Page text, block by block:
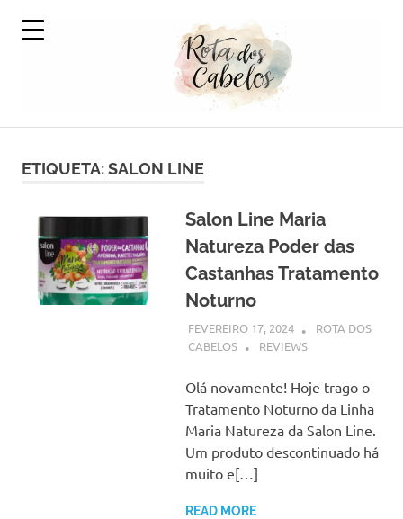
Rota
dos
Cabelos
Mundo
Produtos
Capilares
ETIQUETA:SALON LINE
Salon Line Maria
Natureza Poder das
Castanhas Tratamento
Noturno
FEVEREIRO 17, 2024
ROTA DOS
CABELOS
REVIEWS
Olá novamente! Hoje trago o
Tratamento Noturno da Linha
Maria Natureza da Salon Line.
Um produto descontinuado há
muito e[…]
READ MORE